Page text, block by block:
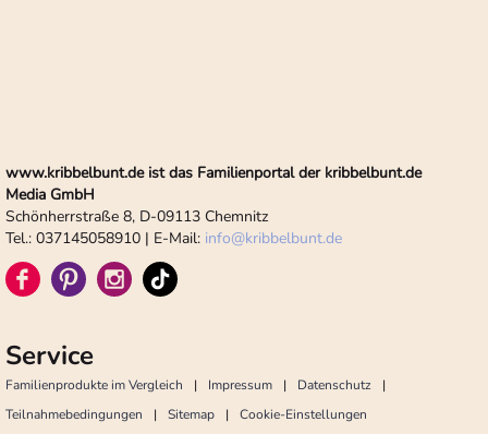
www.kribbelbunt.de ist das Familienportal der kribbelbunt.de
Media GmbH
Schönherrstraße 8, D-09113 Chemnitz
Tel.: 037145058910 | E-Mail: info@kribbelbunt.de
Service
Familienprodukte im Vergleich Impressum
Datenschutz
Teilnahmebedingungen
Sitemap Cookie-Einstellungen